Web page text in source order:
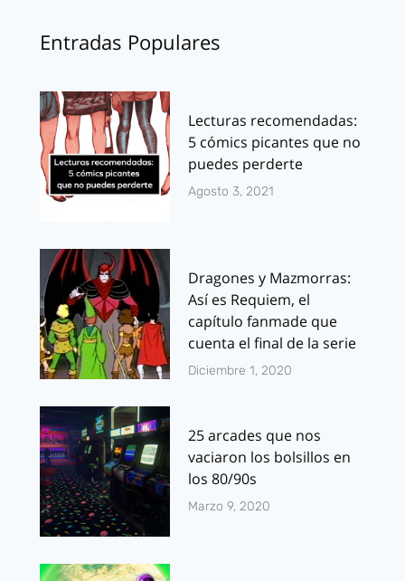
Entradas Populares
Lecturas recomendadas:
5 cómics picantes que no
puedes perderte
Agosto 3, 2021
Dragones y Mazmorras:
Así es Requiem, el
capítulo fanmade que
cuenta el final de la serie
Diciembre 1, 2020
25 arcades que nos
vaciaron los bolsillos en
los 80/90s
Marzo 9, 2020